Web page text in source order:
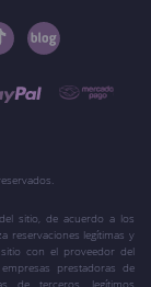
sitio, de acuerdo a los
reservaciones legítimas y
con el proveedor del
prestadoras de